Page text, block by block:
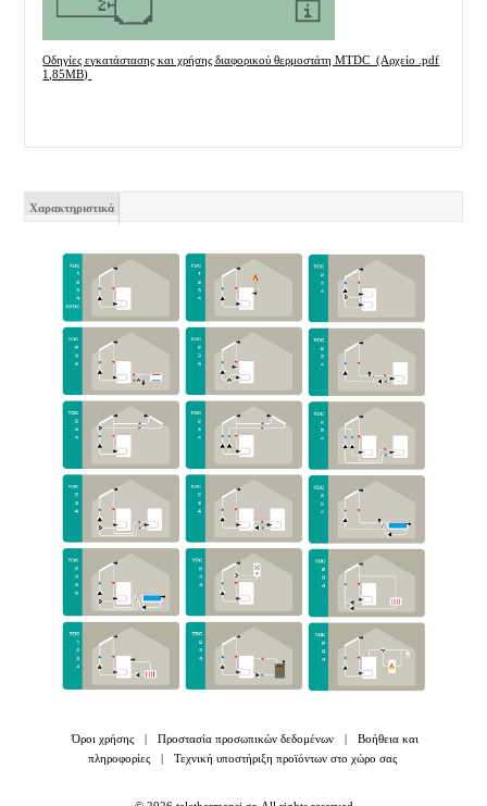
Οδηγίες εγκατάστασης και χρήσης διαφορικού θερμοστάτη MTDC (Αρχείο .pdf
1,85MB)
Χαρακτηριστικά
Όροι χρήσης Προστασία προσωπικών δεδομένων
Βοήθεια και
πληροφορίες
Τεχνική υποστήριξη προϊόντων στο χώρο σας